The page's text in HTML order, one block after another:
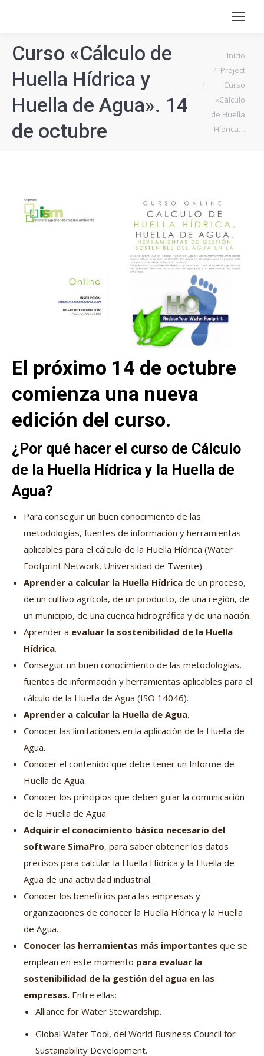
Curso «Cálculo de
Huella Hídrica y
Huella de Agua». 14
de octubre
Estás aquí:Inicio
Project
Curso
«Cálculo
de Huella
Hídrica…
El próximo 14 de octubre
comienza una nueva
edición del curso.
¿Por qué hacer el curso de Cálculo
de la Huella Hídrica y la Huella de
Agua?
Para conseguir un buen conocimiento de las
metodologías, fuentes de información y herramientas
aplicables para el cálculo de la Huella Hídrica (Water
Footprint Network, Universidad de Twente).
Aprender a calcular la Huella Hídrica de un proceso,
de un cultivo agrícola, de un producto, de una región, de
un municipio, de una cuenca hidrográfica y de una nación.
Aprender a evaluar la sostenibilidad de la Huella
Hídrica.
Conseguir un buen conocimiento de las metodologías,
fuentes de información y herramientas aplicables para el
cálculo de la Huella de Agua (ISO 14046).
Aprender a calcular la Huella de Agua.
Conocer las limitaciones en la aplicación de la Huella de
Agua.
Conocer el contenido que debe tener un Informe de
Huella de Agua.
Conocer los principios que deben guiar la comunicación
de la Huella de Agua.
Adquirir el conocimiento básico necesario del
software SimaPro, para saber obtener los datos
precisos para calcular la Huella Hídrica y la Huella de
Agua de una actividad industrial.
Conocer los beneficios para las empresas y
organizaciones de conocer la Huella Hídrica y la Huella
de Agua.
Conocer las herramientas más importantes que se
emplean en este momento para evaluar la
sostenibilidad de la gestión del agua en las
empresas. Entre ellas:
Alliance for Water Stewardship.
Global Water Tool, del World Business Council for
Sustainability Development.